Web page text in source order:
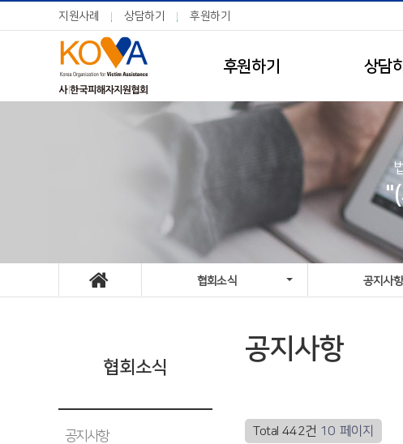
지원사례 상담하기 후원하기
후원하기 상담
협회소식 공지사항
협회소식
공지사항
공지사항
Total 442건 10 페이지